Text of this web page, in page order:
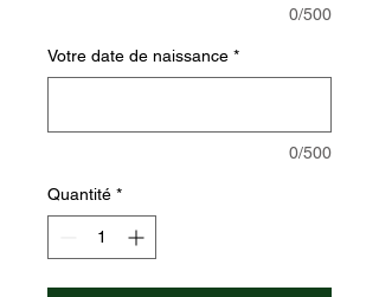
0/500
Votre date de naissance *
0/500
Quantité *